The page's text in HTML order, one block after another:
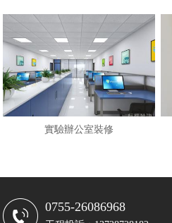
實驗辦公室裝修
0755-26086968